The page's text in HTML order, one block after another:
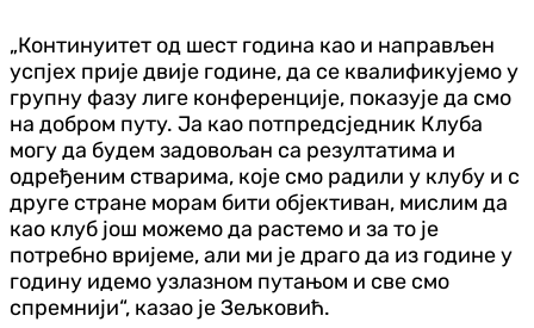
„Континуитет од шест година као и направљен
успјех прије двије године, да се квалификујемо у
групну фазу лиге конференције, показује да смо
на добром путу. Ја као потпредсједник Клуба
могу да будем задовољан са резултатима и
одређеним стварима, које смо радили у клубу и с
друге стране морам бити објективан, мислим да
као клуб још можемо да растемо и за то је
потребно вријеме, али ми је драго да из године у
годину идемо узлазном путањом и све смо
спремнији“, казао је Зељковић.